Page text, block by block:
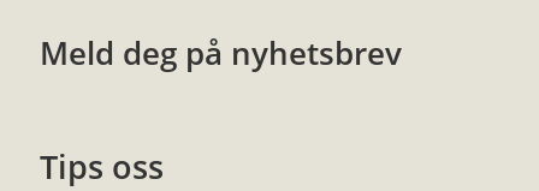
Meld deg på nyhetsbrev
Tips oss